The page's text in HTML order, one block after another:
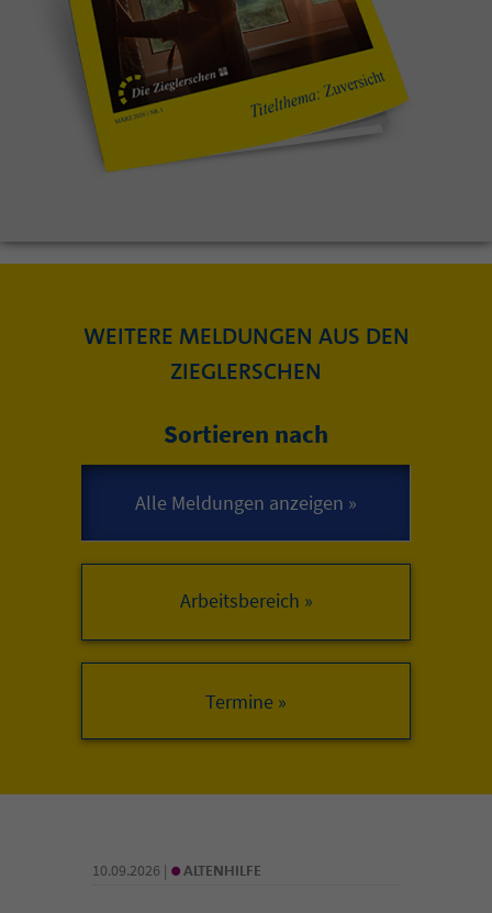
WEITERE MELDUNGEN AUS DEN
ZIEGLERSCHEN
Sortieren nach
Arbeitsbereich »
10.09.2026 | • ALTENHILFE